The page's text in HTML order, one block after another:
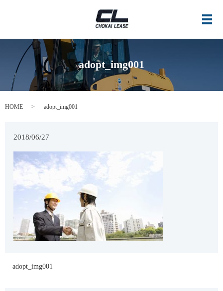
メ
adopt_img001
HOME adopt_img001
2018/06/27
adopt_img001